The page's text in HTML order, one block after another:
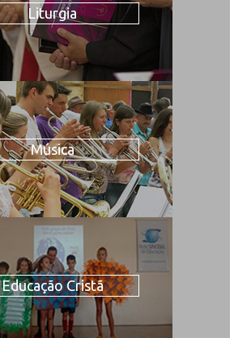
Liturgia
Música
Educação Cristã